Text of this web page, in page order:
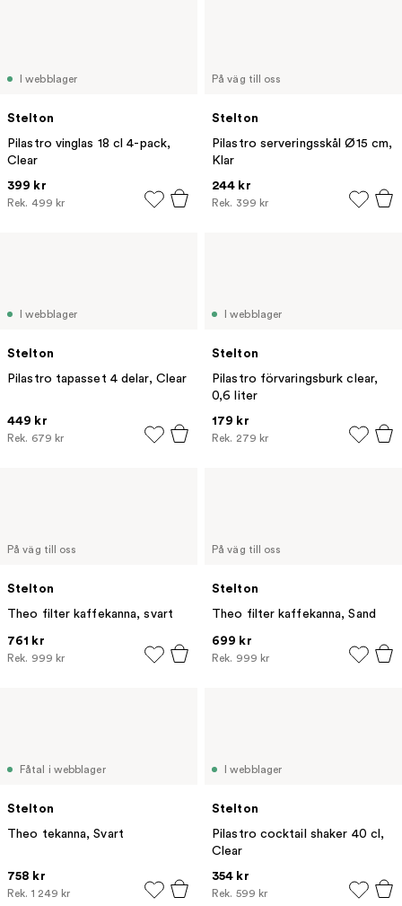
I webblager
Stelton
Pilastro vinglas 18 cl 4-pack,
Clear
399 kr
Rek. 499 kr
På väg till oss
Stelton
Pilastro serveringsskål Ø15 cm,
Klar
244 kr
Rek. 399 kr
I webblager
Stelton
Pilastro tapasset 4 delar, Clear
449 kr
Rek. 679 kr
I webblager
Stelton
Pilastro förvaringsburk clear,
0,6 liter
179 kr
Rek. 279 kr
På väg till oss
Stelton
Theo filter kaffekanna, svart
761 kr
Rek. 999 kr
På väg till oss
Stelton
Theo filter kaffekanna, Sand
699 kr
Rek. 999 kr
Fåtal i webblager
Stelton
Theo tekanna, Svart
758 kr
Rek. 1 249 kr
I webblager
Stelton
Pilastro cocktail shaker 40 cl,
Clear
354 kr
Rek. 599 kr